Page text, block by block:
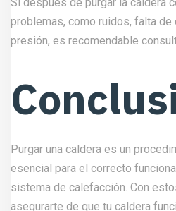
problemas, como ruidos, falta
presión, es recomendable
Purgar una caldera es un
esencial para el correcto
sistema de calefacción. Con
asegurarte de que tu caldera